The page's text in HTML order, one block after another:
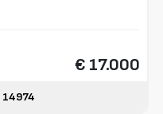
€ 17.000
14974